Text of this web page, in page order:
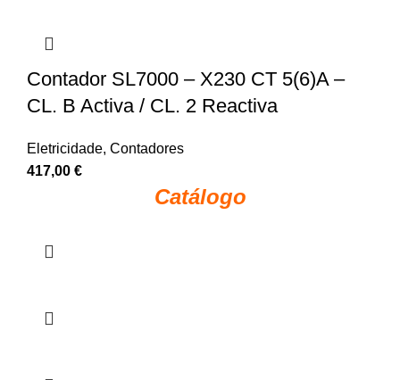
Contador SL7000 – X230 CT 5(6)A –
CL. B Activa / CL. 2 Reactiva
Eletricidade, Contadores
417,00 €
Catálogo